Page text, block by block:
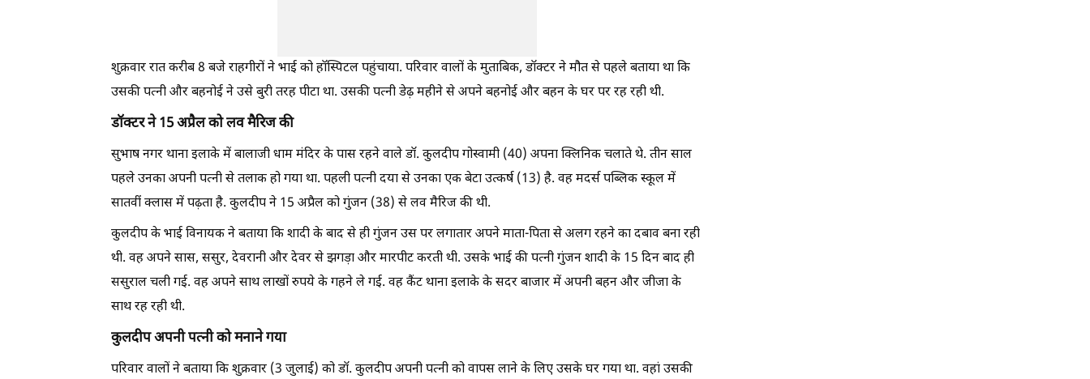
शुक्रवार रात करीब 8 बजे राहगीरों ने भाई को हॉस्पिटल पहुंचाया. परिवार वालों के मुताबिक, डॉक्टर ने मौत से पहले बताया था कि
उसकी पत्नी और बहनोई ने उसे बुरी तरह पीटा था. उसकी पत्नी डेढ़ महीने से अपने बहनोई और बहन के घर पर रह रही थी.
डॉक्टर ने 15 अप्रैल को लव मैरिज की
सुभाष नगर थाना इलाके में बालाजी धाम मंदिर के पास रहने वाले डॉ. कुलदीप गोस्वामी (40) अपना क्लिनिक चलाते थे. तीन साल
पहले उनका अपनी पत्नी से तलाक हो गया था. पहली पत्नी दया से उनका एक बेटा उत्कर्ष (13) है. वह मदर्स पब्लिक स्कूल में
सातवीं क्लास में पढ़ता है. कुलदीप ने 15 अप्रैल को गुंजन (38) से लव मैरिज की थी.
कुलदीप के भाई विनायक ने बताया कि शादी के बाद से ही गुंजन उस पर लगातार अपने माता-पिता से अलग रहने का दबाव बना रही
थी. वह अपने सास, ससुर, देवरानी और देवर से झगड़ा और मारपीट करती थी. उसके भाई की पत्नी गुंजन शादी के 15 दिन बाद ही
ससुराल चली गई. वह अपने साथ लाखों रुपये के गहने ले गई. वह कैंट थाना इलाके के सदर बाजार में अपनी बहन और जीजा के
साथ रह रही थी.
कुलदीप अपनी पत्नी को मनाने गया
परिवार वालों ने बताया कि शुक्रवार (3 जुलाई) को डॉ. कुलदीप अपनी पत्नी को वापस लाने के लिए उसके घर गया था. वहां उसकी